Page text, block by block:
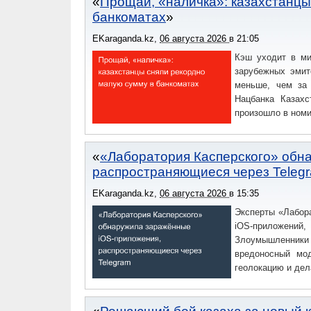
банкоматах
EKaraganda.kz, 06 августа 2026 в 21:05
Кэш уходит в
зарубежных
меньше, чем за
Нацбанка
произошло в
«Лаборатория Касперского»
распространяющиеся через
EKaraganda.kz, 06 августа 2026 в 15:35
Эксперты
iOS-
вредоносный
геолокацию и